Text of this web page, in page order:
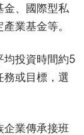
金、國際型私
業基金等。
均投資時間約5
或目標，選
企業傳承接班